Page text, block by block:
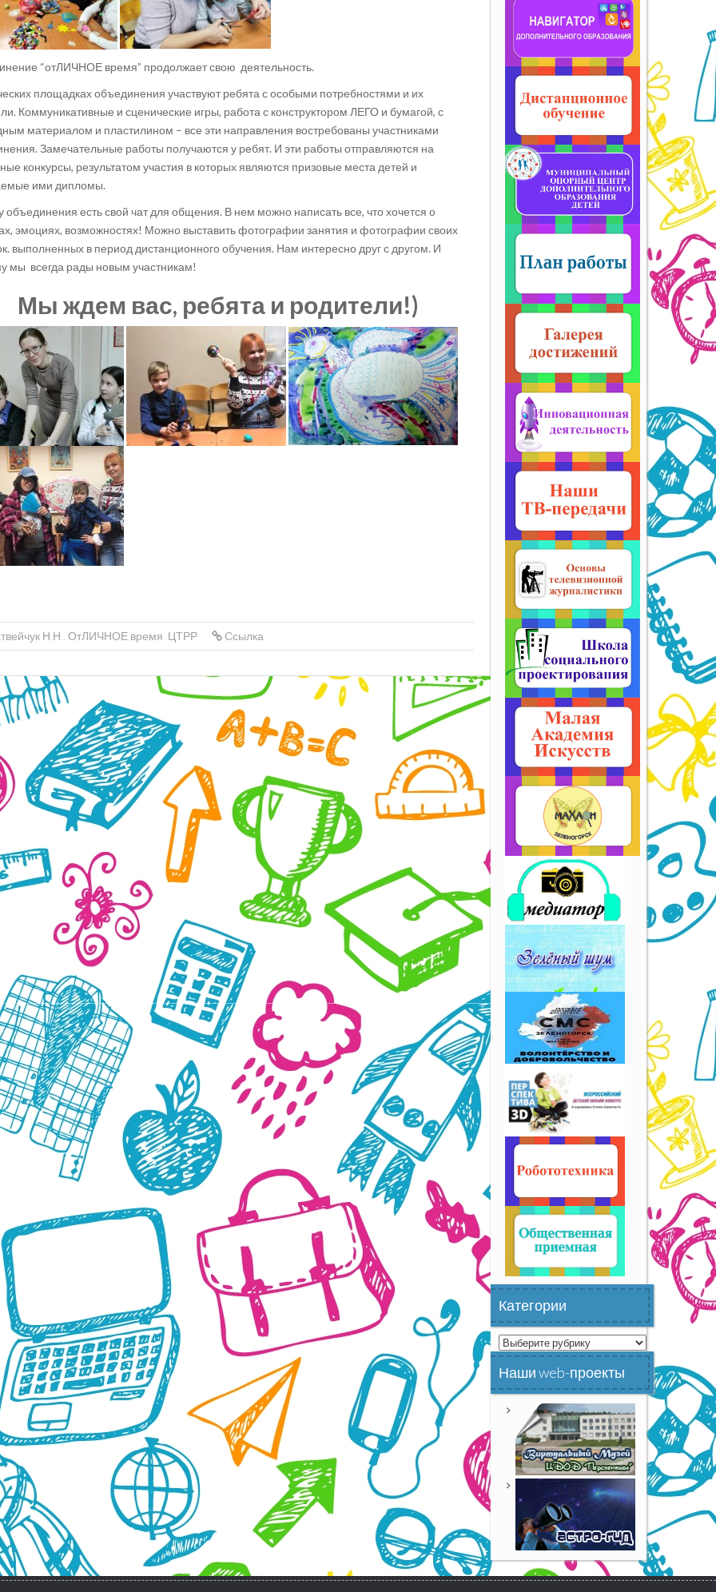
“отЛИЧНОЕ время” продолжает свою деятельность.
площадках объединения участвуют ребята с особыми потребностями и их
Коммуникативные и сценические игры, работа с конструктором ЛЕГО и бумагой, с
материалом и пластилином – все эти направления востребованы участниками
Замечательные работы получаются у ребят. И эти работы отправляются на
конкурсы, результатом участия в которых являются призовые места детей и
ими дипломы.
объединения есть свой чат для общения. В нем можно написать все, что хочется о
эмоциях, возможностях! Можно выставить фотографии занятия и фотографии своих
выполненных в период дистанционного обучения. Нам интересно друг с другом. И
мы всегда рады новым участникам!
Мы ждем вас, ребята и родители!)
Н.Н. ОтЛИЧНОЕ время ЦТРР Ссылка
Категории
Категории
Наши web-проекты